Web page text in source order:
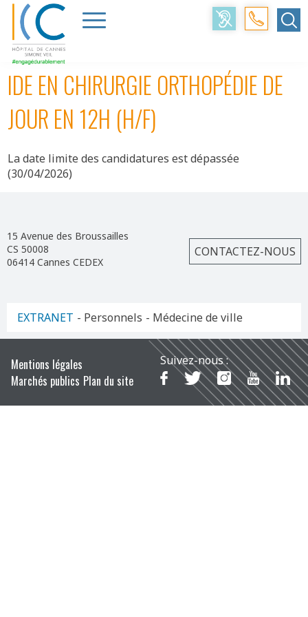
Accueil > Professionnels Offres d’emploi
IDE
EN CHIRURGIE ORTHOPÉDIE DE JOUR EN 12H (H/F)
IDE EN CHIRURGIE ORTHOPÉDIE DE
JOUR EN 12H (H/F)
La date limite des candidatures est dépassée
(30/04/2026)
15 Avenue des Broussailles
CS 50008
06414 Cannes CEDEX
CONTACTEZ-NOUS
EXTRANET - Personnels - Médecine de ville
Mentions légales
Marchés publics Plan du site
Suivez-nous :